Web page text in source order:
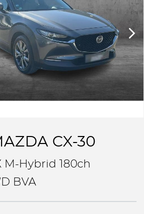
CX-30
M-Hybrid 180ch
BVA